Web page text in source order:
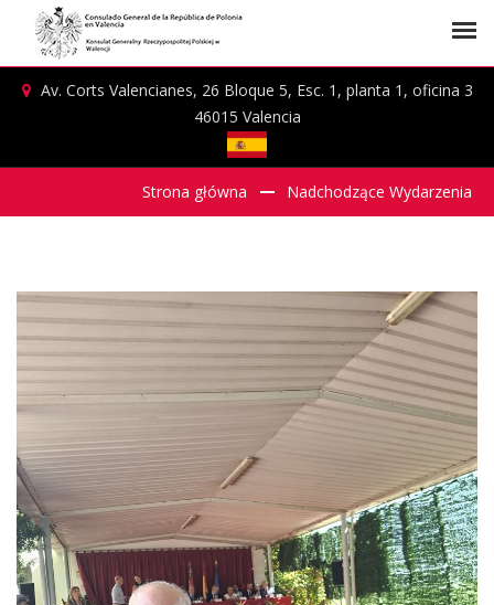
Av. Corts Valencianes, 26 Bloque 5, Esc. 1, planta 1, oficina 3
46015 Valencia
Strona główna Nadchodzące Wydarzenia